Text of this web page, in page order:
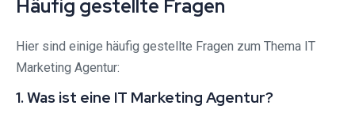
Häufig gestellte Fragen
Hier sind einige häufig gestellte Fragen zum Thema IT
Marketing Agentur:
1. Was ist eine IT Marketing Agentur?